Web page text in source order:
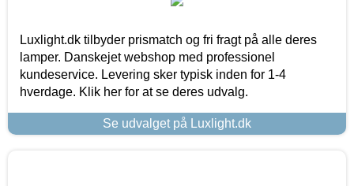
Luxlight.dk tilbyder prismatch og fri fragt på alle deres
lamper. Danskejet webshop med professionel
kundeservice. Levering sker typisk inden for 1-4
hverdage. Klik her for at se deres udvalg.
Se udvalget på Luxlight.dk